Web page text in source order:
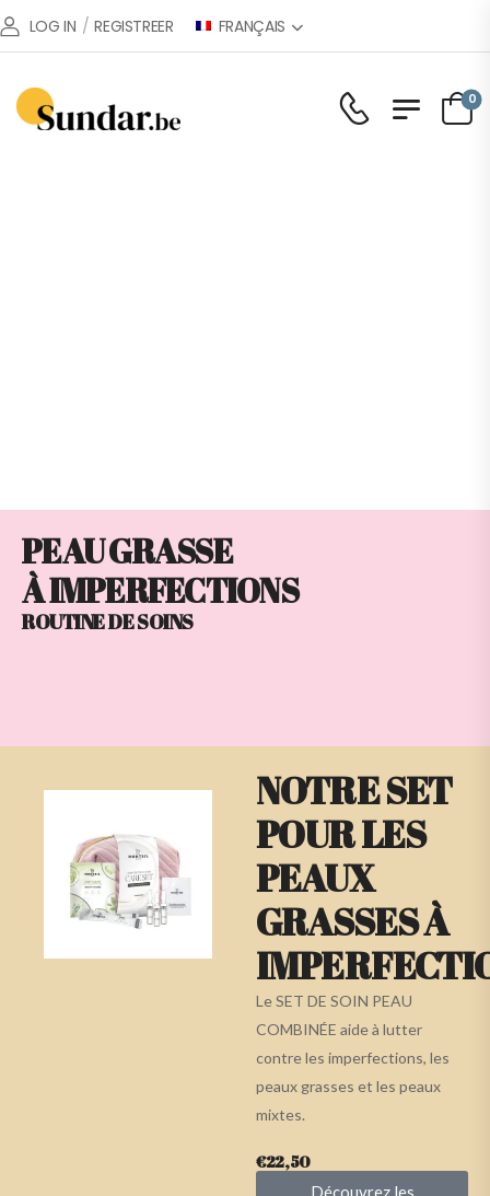
LOG IN / REGISTREER FRANÇAIS
0
PEAU GRASSE
À IMPERFECTIONS
ROUTINE DE SOINS
NOTRE SET
POUR LES
PEAUX
GRASSES À
Le SET DE SOIN PEAU
COMBINÉE aide à lutter
contre les imperfections, les
peaux grasses et les peaux
mixtes.
€22,50
Découvrez les